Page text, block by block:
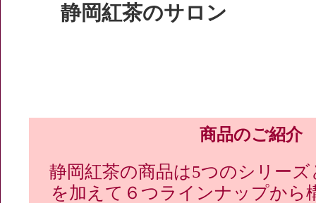
静岡紅茶のサロン
商品のご紹介
静岡紅茶の商品は5つのシリー
を加えて６つラインナップから